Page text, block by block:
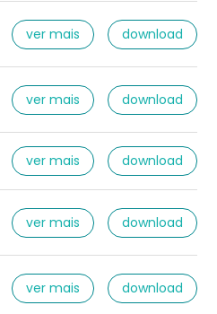
ver mais download
ver mais download
ver mais download
ver mais download
ver mais download